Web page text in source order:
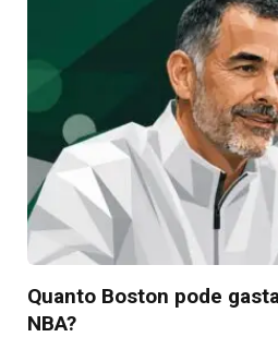
Quanto Boston pode
NBA?